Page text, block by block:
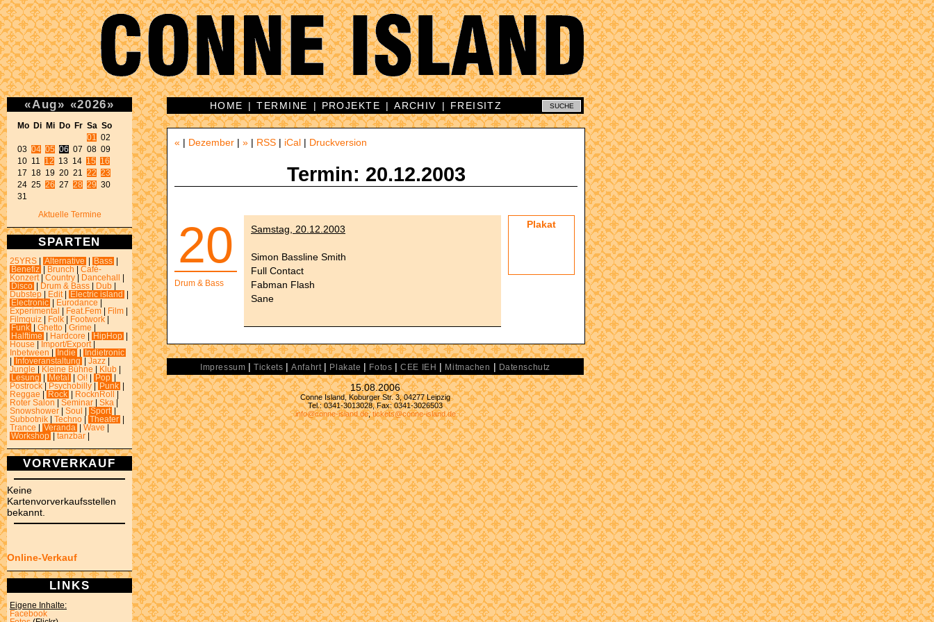
«Aug» «2026»
Mo Di Mi Do Fr Sa So
01
02
03 04 05 06 07 08 09
10 11 12 13 14 15
16
17 18 19 20 21 22 23
24 25 26 27 28 29 30
31
Aktuelle Termine
SPARTEN
25YRS Alternative Bass
Benefiz
Brunch
Café-
Konzert
Country Dancehall
Disco
Drum & Bass Dub
Dubstep
Edit Electric island
Electronic
Eurodance
Experimental
Feat.Fem Film
Filmquiz
Folk Footwork
Funk
Ghetto Grime
Halftime
Hardcore HipHop
House
Import/Export
Inbetween
Indie
Indietronic
Infoveranstaltung Jazz
Jungle
Kleine Bühne Klub
Lesung
Metal Oi! Pop
Postrock
Psychobilly Punk
Reggae
Rock RocknRoll
Roter Salon
Seminar Ska
Snowshower
Soul Sport
Subbotnik
Techno Theater
Trance
Veranda Wave
Workshop
tanzbar
VORVERKAUF
Keine
Kartenvorverkaufsstellen
bekannt.
Online-Verkauf
LINKS
Eigene Inhalte:
Facebook
HOME |TERMINE | PROJEKTE |ARCHIV | FREISITZ
« | Dezember | » | RSS | iCal | Druckversion
Termin: 20.12.2003
20
Drum & Bass
Plakat
Samstag, 20.12.2003
Simon Bassline Smith
Full Contact
Fabman Flash
Sane
Impressum |Tickets |Anfahrt | Plakate | Fotos |CEE IEH | Mitmachen | Datenschutz
15.08.2006
Conne Island, Koburger Str. 3, 04277 Leipzig
Tel.: 0341-3013028, Fax: 0341-3026503
info@conne-island.de,tickets@conne-island.de